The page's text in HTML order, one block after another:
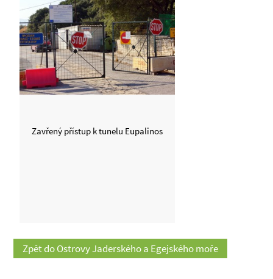
Zavřený přístup k tunelu Eupalinos
Zpět do Ostrovy Jaderského a Egejského moře